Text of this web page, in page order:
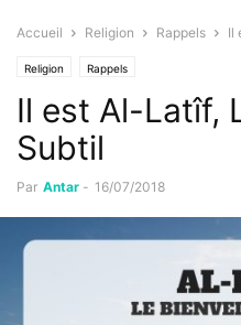
Accueil Religion Rappels Il
Religion Rappels
Il est Al-Latîf,
Subtil
Par Antar - 16/07/2018